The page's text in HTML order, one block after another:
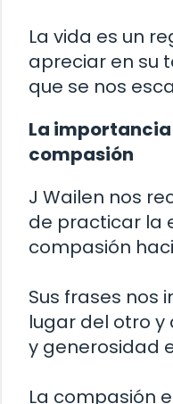
La vida es un
apreciar en su
que se nos
La
compasión
J Wailen nos
de practicar la
compasión
Sus frases nos
lugar del otro
y generosidad
La compasión